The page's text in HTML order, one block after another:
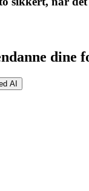
dine
AI